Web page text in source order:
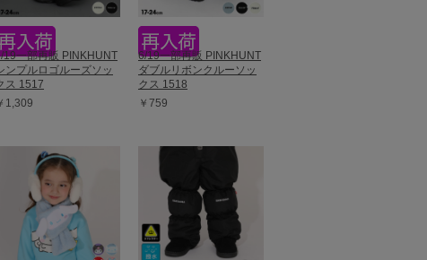
19一部再販 PINKHUNT
ンプルロゴルーズソッ
ス 1517
1,309
6/19一部再販 PINKHUNT
ダブルリボンクルーソッ
クス 1518
￥759